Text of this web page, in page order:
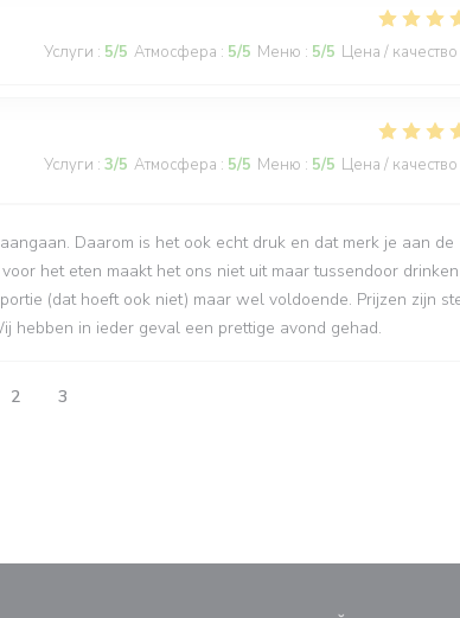
Услуги : 5/5 Атмосфера : 5/5 Меню : 5/5 Цена / качество
Услуги : 3/5 Атмосфера : 5/5 Меню : 5/5 Цена / качество
Daarom is het ook echt druk en dat merk je aan de
het eten maakt het ons niet uit maar tussendoor drinken
(dat hoeft ook niet) maar wel voldoende. Prijzen zijn
hebben in ieder geval een prettige avond gehad.
2 3